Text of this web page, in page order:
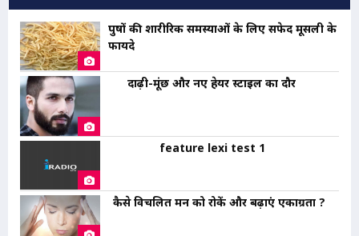
पुरुषों की शारीरिक समस्याओं के लिए सफेद मूसली के
फायदे
दाढ़ी-मूंछ और नए हेयर स्टाइल का दौर
feature lexi test 1
कैसे विचलित मन को रोकें और बढ़ाएं एकाग्रता ?